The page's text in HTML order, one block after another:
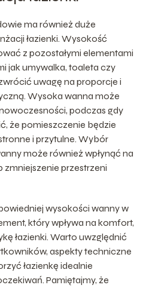
ma również duże
łazienki. Wysokość
z pozostałymi elementami
jak umywalka, toaleta czy
uwagę na proporcje i
Wysoka wanna może
podczas gdy
że pomieszczenie będzie
i przytulne. Wybór
może również wpłynąć na
przestrzeni
wysokości wanny w
który wpływa na komfort,
łazienki. Warto uwzględnić
aspekty techniczne
łazienkę idealnie
Pamiętajmy, że